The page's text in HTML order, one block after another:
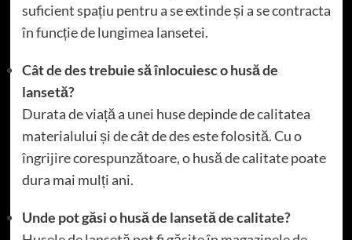
suficient spațiu pentru a se extinde și a se contracta
în funcție de lungimea lansetei.
Cât de des trebuie să înlocuiesc o husă de
lansetă?
Durata de viață a unei huse depinde de calitatea
materialului și de cât de des este folosită. Cu o
îngrijire corespunzătoare, o husă de calitate poate
dura mai mulți ani.
Unde pot găsi o husă de lansetă de calitate?